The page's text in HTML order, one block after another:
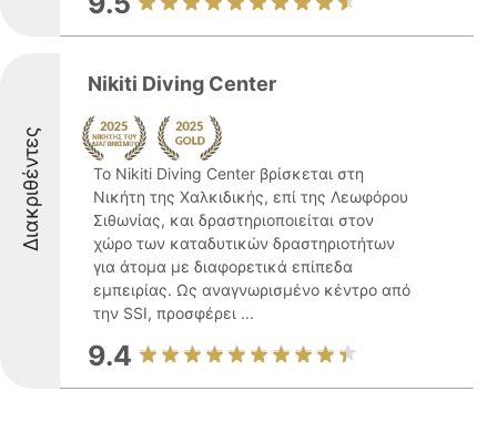
Διακριθέντες
Nikiti Diving Center
Το Nikiti Diving Center βρίσκεται στη
Νικήτη της Χαλκιδικής, επί της Λεωφόρου
Σιθωνίας, και δραστηριοποιείται στον
χώρο των καταδυτικών δραστηριοτήτων
για άτομα με διαφορετικά επίπεδα
εμπειρίας. Ως αναγνωρισμένο κέντρο από
την SSI, προσφέρει ...
9.4